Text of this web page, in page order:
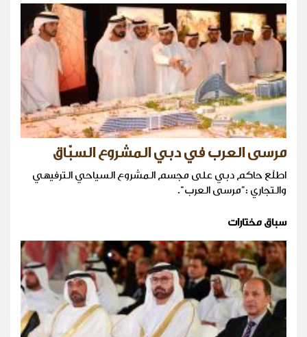
مرسى العرب في دبي المشروع السبّاق
اطلّع حاكم دبي على مجسم المشروع السياحي الترفيهي
والتجاري :"مرسى العرب".
سباق مختارات